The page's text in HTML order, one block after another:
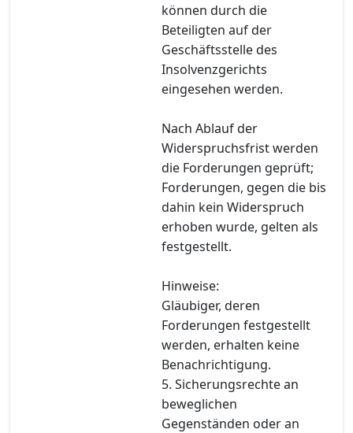
können durch die
Beteiligten auf der
Geschäftsstelle des
Insolvenzgerichts
eingesehen werden.
Nach Ablauf der
Widerspruchsfrist werden
die Forderungen geprüft;
Forderungen, gegen die bis
dahin kein Widerspruch
erhoben wurde, gelten als
festgestellt.
Hinweise:
Gläubiger, deren
Forderungen festgestellt
werden, erhalten keine
Benachrichtigung.
5. Sicherungsrechte an
beweglichen
Gegenständen oder an